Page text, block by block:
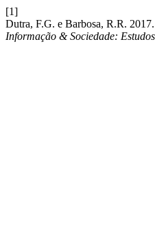
[1]
Dutra, F.G. e Barbosa, R.R.
Informação & Sociedade: Estudos